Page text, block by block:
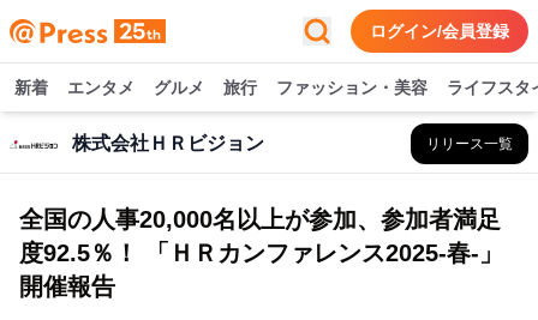
ログイン/会員登録
新着 エンタメ グルメ 旅行 ファッション・美容 ライフスタ
株式会社ＨＲビジョン リリース一覧
全国の人事20,000名以上が参加、参加者満足
度92.5％！ 「ＨＲカンファレンス2025-春-」
開催報告